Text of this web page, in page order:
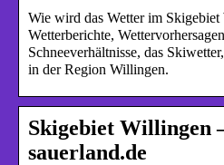
Wie wird das Wetter im
Wetterberichte,
Schneeverhältnisse, das
in der Region Willingen.
Skigebiet Willingen
sauerland.de